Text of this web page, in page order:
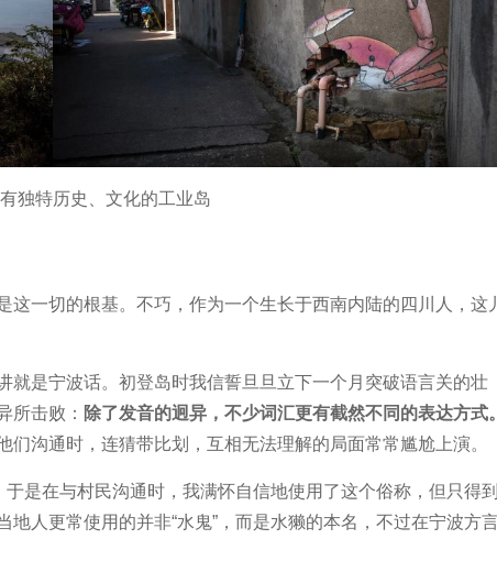
独特历史、文化的工业岛
这一切的根基。不巧，作为一个生长于西南内陆的四川人，这
就是宁波话。初登岛时我信誓旦旦立下一个月突破语言关的壮
所击败： 除了发音的迥异，不少词汇更有截然不同的表达方式
沟通时，连猜带比划，互相无法理解的局面常常尴尬上演。
是在与村民沟通时，我满怀自信地使用了这个俗称，但只得
人更常使用的并非“水鬼”，而是水獭的本名，不过在宁波方